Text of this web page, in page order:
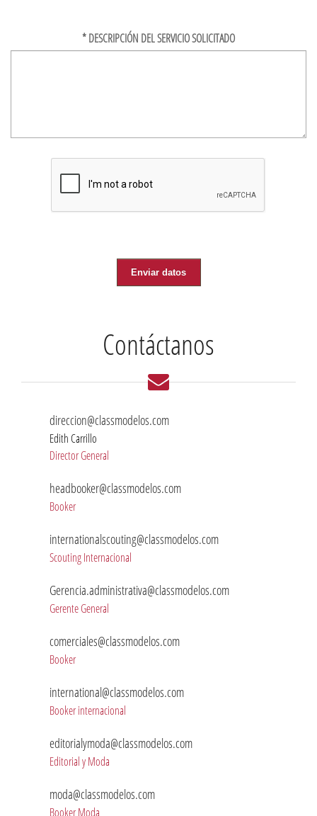
*DESCRIPCIÓN DEL SERVICIO SOLICITADO
Enviar datos
Contáctanos
direccion@classmodelos.com
Edith Carrillo
Director General
headbooker@classmodelos.com
Booker
internationalscouting@classmodelos.com
Scouting Internacional
Gerencia.administrativa@classmodelos.com
Gerente General
comerciales@classmodelos.com
Booker
international@classmodelos.com
Booker internacional
editorialymoda@classmodelos.com
Editorial y Moda
moda@classmodelos.com
Booker Moda